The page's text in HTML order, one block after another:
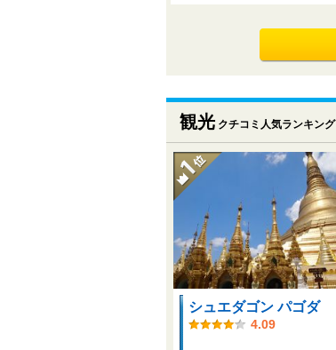
観光 クチコミ人気ランキング
シュエダゴン パゴダ
4.09